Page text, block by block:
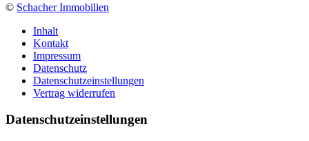
© Schacher Immobilien
Inhalt
Kontakt
Impressum
Datenschutz
Datenschutzeinstellungen
Vertrag widerrufen
Daten­schutz­ein­stellungen